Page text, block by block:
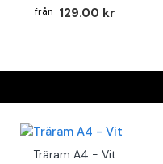
129.00 kr
Träram A4 - Vit